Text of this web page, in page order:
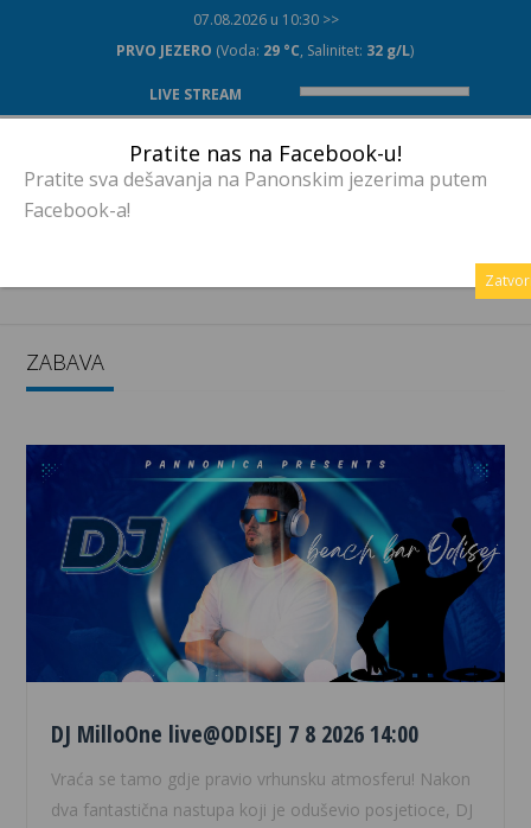
07.08.2026 u 10:30 >>
PRVO JEZERO (Voda: 29 °C, Salinitet: 32 g/L)
LIVE STREAM
ZABAVA
DJ MilloOne live@ODISEJ 7 8 2026 14:00
Vraća se tamo gdje pravio vrhunsku atmosferu! Nakon
dva fantastična nastupa koji je oduševio posjetioce, DJ
Pratite nas na Facebook-u!
Pratite sva dešavanja na Panonskim jezerima putem
Facebook-a!